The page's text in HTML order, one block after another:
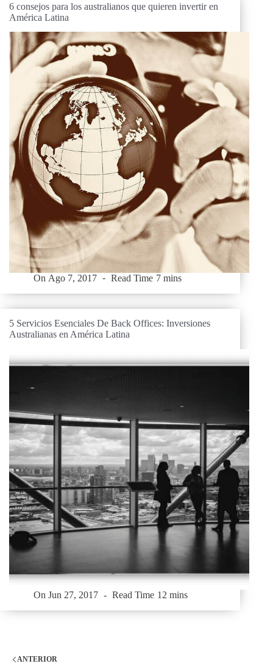
6 consejos para los australianos que quieren invertir en
América Latina
On Ago 7, 2017 Read Time 7 mins
5 Servicios Esenciales De Back Offices: Inversiones
Australianas en América Latina
On Jun 27, 2017 Read Time 12 mins
ANTERIOR